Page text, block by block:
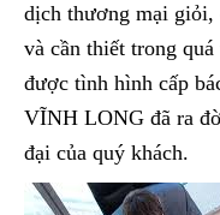
dịch thương mại giỏi,
và cần thiết trong
được tình hình cấp
VĨNH LONG đã ra
đại của quý khách.